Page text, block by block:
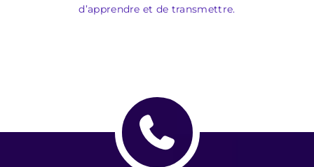
d’apprendre et de transmettre.